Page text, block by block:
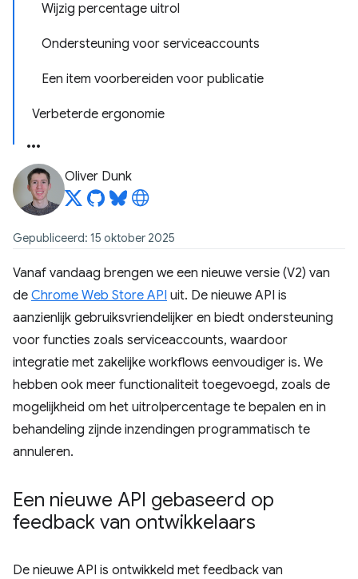
Wijzig percentage uitrol
Ondersteuning voor serviceaccounts
Een item voorbereiden voor publicatie
Verbeterde ergonomie
Oliver Dunk
Gepubliceerd: 15 oktober 2025
Vanaf vandaag brengen we een nieuwe versie (V2) van
de Chrome Web Store API uit. De nieuwe API is
aanzienlijk gebruiksvriendelijker en biedt ondersteuning
voor functies zoals serviceaccounts, waardoor
integratie met zakelijke workflows eenvoudiger is. We
hebben ook meer functionaliteit toegevoegd, zoals de
mogelijkheid om het uitrolpercentage te bepalen en in
behandeling zijnde inzendingen programmatisch te
annuleren.
Een nieuwe API gebaseerd op
feedback van ontwikkelaars
De nieuwe API is ontwikkeld met feedback van